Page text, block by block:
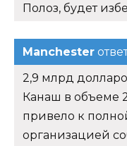
Полоз, будет
Manchester
2,9 млрд
Канаш в объеме
привело к
организацией